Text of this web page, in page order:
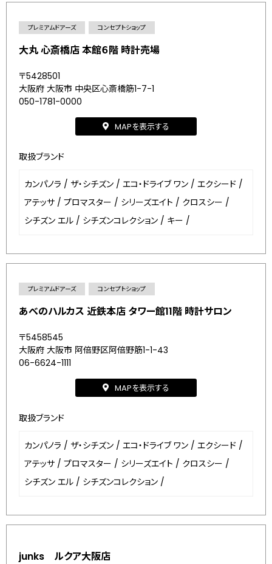
プレミアムドアーズ コンセプトショップ
大丸 心斎橋店 本館６階 時計売場
〒5428501
大阪府 大阪市 中央区心斎橋筋1-7-1
050-1781-0000
MAPを表示する
取扱ブランド
カンパノラ / ザ・シチズン / エコ・ドライブ ワン / エクシード /
アテッサ / プロマスター / シリーズエイト / クロスシー /
シチズン エル / シチズンコレクション / キー /
プレミアムドアーズ コンセプトショップ
あべのハルカス 近鉄本店 タワー館11階 時計サロン
〒5458545
大阪府 大阪市 阿倍野区阿倍野筋1-1-43
06-6624-1111
MAPを表示する
取扱ブランド
カンパノラ / ザ・シチズン / エコ・ドライブ ワン / エクシード /
アテッサ / プロマスター / シリーズエイト / クロスシー /
シチズン エル / シチズンコレクション /
junks ルクア大阪店